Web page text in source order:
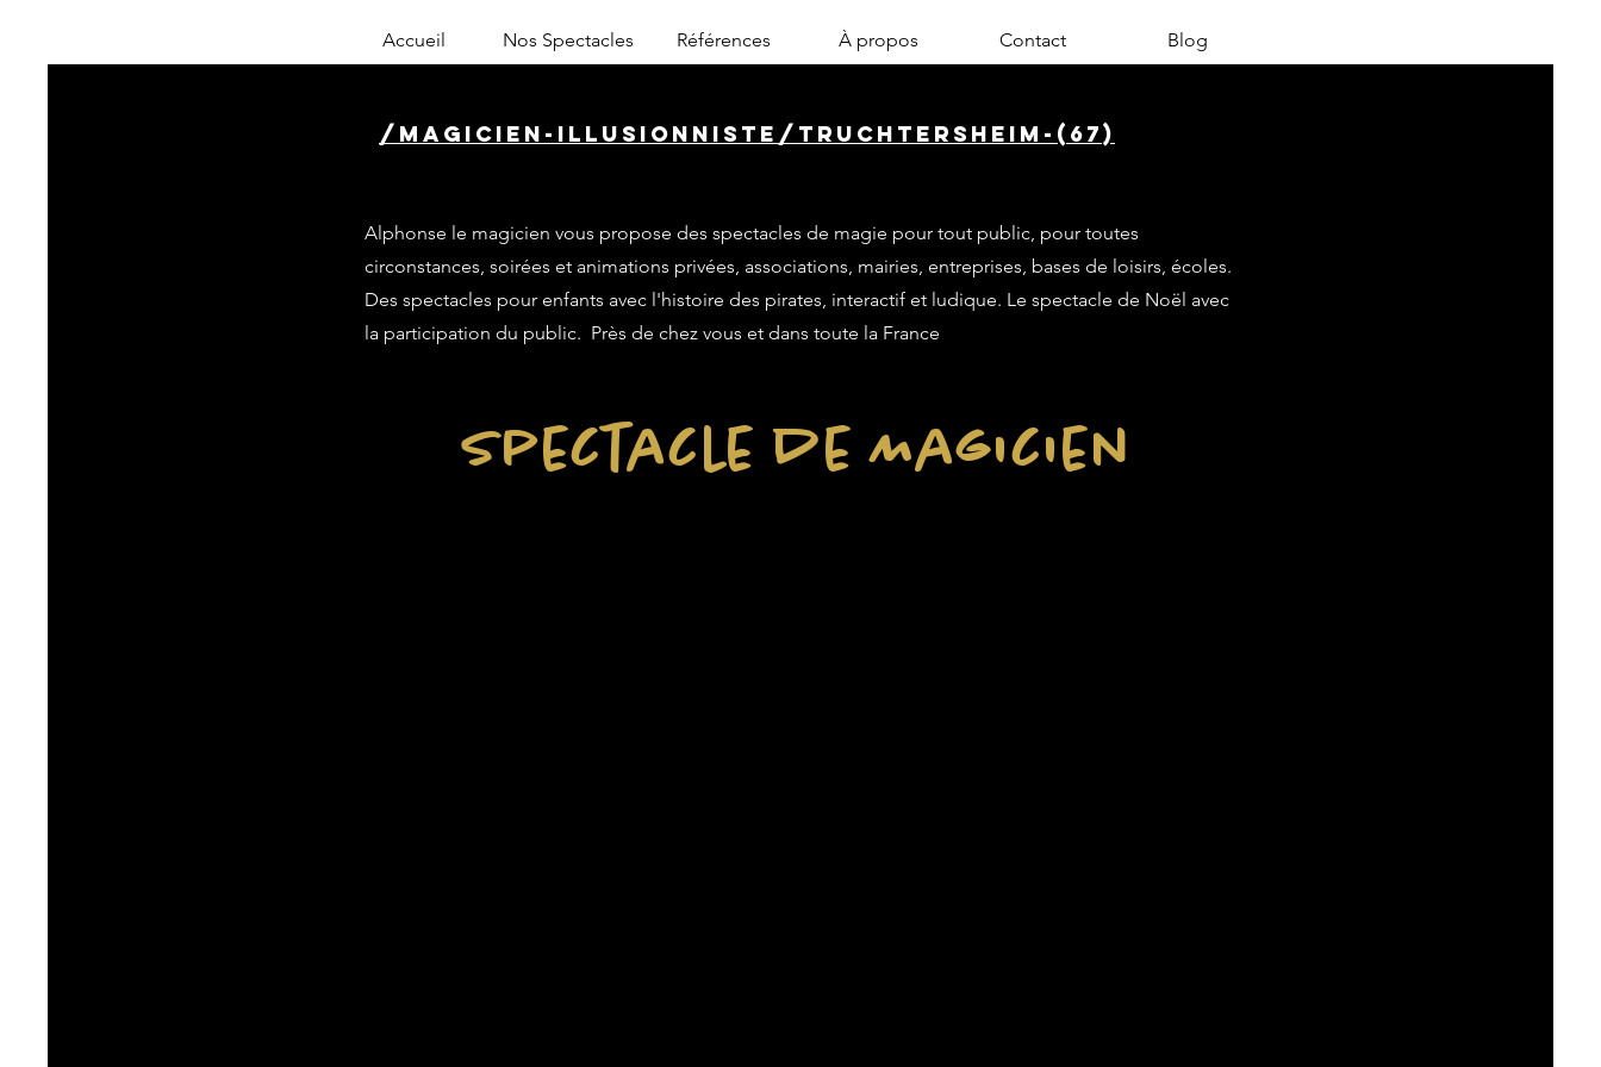
Accueil Nos Spectacles Références À propos Contact Blog
/magicien-illusionniste/truchtersheim-(67)
Alphonse le magicien vous propose des spectacles de magie pour tout public, pour toutes
circonstances, soirées et animations privées, associations, mairies, entreprises, bases de loisirs, écoles.
Des spectacles pour enfants avec l'histoire des pirates, interactif et ludique. Le spectacle de Noël avec
la participation du public. Près de chez vous et dans toute la France
Spectacle de Magicien